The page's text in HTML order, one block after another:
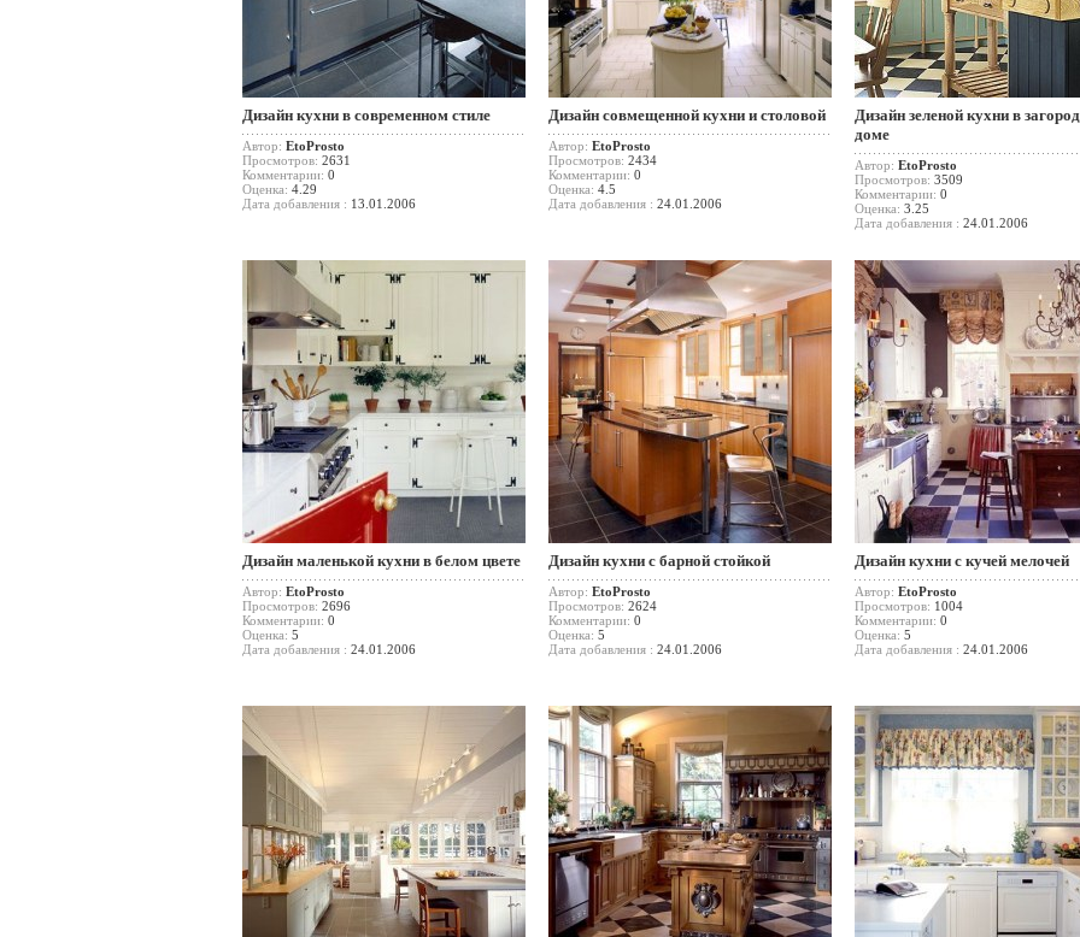
Дизайн кухни в современном стиле
Автор: EtoProsto
Просмотров: 2631
Комментарии: 0
Оценка: 4.29
Дата добавления : 13.01.2006
Дизайн совмещенной кухни и столовой
Автор: EtoProsto
Просмотров: 2434
Комментарии: 0
Оценка: 4.5
Дата добавления : 24.01.2006
Дизайн зеленой кухни в
доме
Автор: EtoProsto
Просмотров: 3509
Комментарии: 0
Оценка: 3.25
Дата добавления : 24.01.2006
Дизайн маленькой кухни в белом цвете
Автор: EtoProsto
Просмотров: 2696
Комментарии: 0
Оценка: 5
Дата добавления : 24.01.2006
Дизайн кухни с барной стойкой
Автор: EtoProsto
Просмотров: 2624
Комментарии: 0
Оценка: 5
Дата добавления : 24.01.2006
Дизайн кухни с кучей мелочей
Автор: EtoProsto
Просмотров: 1004
Комментарии: 0
Оценка: 5
Дата добавления : 24.01.2006